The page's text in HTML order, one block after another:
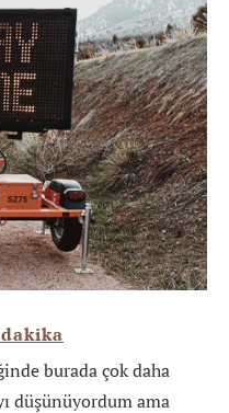
dakika
burada çok daha
düşünüyordum ama